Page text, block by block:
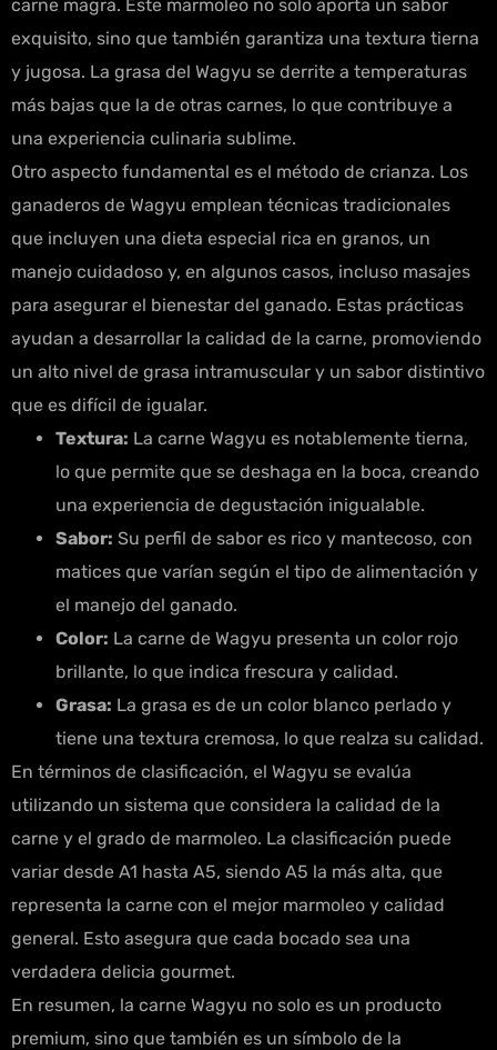
carne magra. Este marmoleo no solo aporta un sabor
exquisito, sino que también garantiza una textura tierna
y jugosa. La grasa del Wagyu se derrite a temperaturas
más bajas que la de otras carnes, lo que contribuye a
una experiencia culinaria sublime.
Otro aspecto fundamental es el método de crianza. Los
ganaderos de Wagyu emplean técnicas tradicionales
que incluyen una dieta especial rica en granos, un
manejo cuidadoso y, en algunos casos, incluso masajes
para asegurar el bienestar del ganado. Estas prácticas
ayudan a desarrollar la calidad de la carne, promoviendo
un alto nivel de grasa intramuscular y un sabor distintivo
que es difícil de igualar.
Textura: La carne Wagyu es notablemente tierna,
lo que permite que se deshaga en la boca, creando
una experiencia de degustación inigualable.
Sabor: Su perfil de sabor es rico y mantecoso, con
matices que varían según el tipo de alimentación y
el manejo del ganado.
Color: La carne de Wagyu presenta un color rojo
brillante, lo que indica frescura y calidad.
Grasa: La grasa es de un color blanco perlado y
tiene una textura cremosa, lo que realza su calidad.
En términos de clasificación, el Wagyu se evalúa
utilizando un sistema que considera la calidad de la
carne y el grado de marmoleo. La clasificación puede
variar desde A1 hasta A5, siendo A5 la más alta, que
representa la carne con el mejor marmoleo y calidad
general. Esto asegura que cada bocado sea una
verdadera delicia gourmet.
En resumen, la carne Wagyu no solo es un producto
premium, sino que también es un símbolo de la